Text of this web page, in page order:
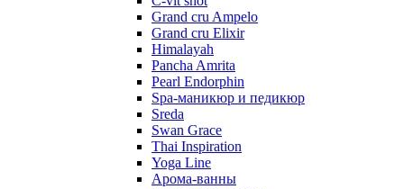
Grand cru Ampelo
Grand сru Elixir
Himalayah
Pancha Amrita
Pearl Endorphin
Spa-маникюр и педикюр
Sreda
Swan Grace
Thai Inspiration
Yoga Line
Арома-ванны